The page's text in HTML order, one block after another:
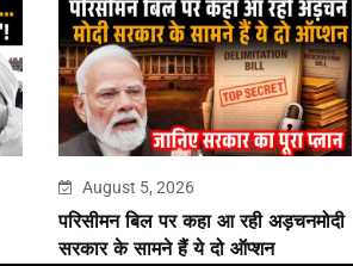
August 5, 2026
परिसीमन बिल पर कहा आ रही अड़चनमोदी
सरकार के सामने हैं ये दो ऑप्शन